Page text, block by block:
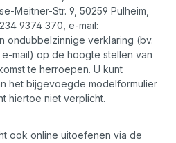
Meitner-Str. 9, 50259 Pulheim,
9374 370, e-mail:
ondubbelzinnige verklaring (bv.
mail) op de hoogte stellen van
te herroepen. U kunt
het bijgevoegde modelformulier
hiertoe niet verplicht.
ook online uitoefenen via de